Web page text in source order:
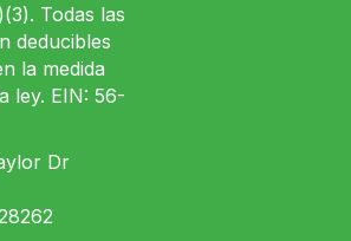
Todas las
deducibles
la medida
ley. EIN: 56-
Dr